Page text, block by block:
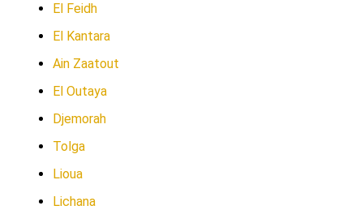
El Feidh
El Kantara
Ain Zaatout
El Outaya
Djemorah
Tolga
Lioua
Lichana